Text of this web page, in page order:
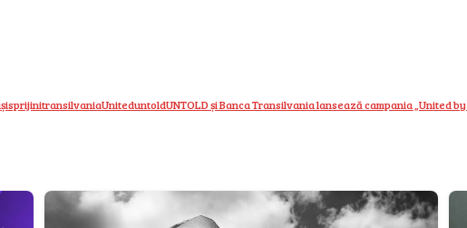
șisprijinitransilvaniaUniteduntoldUNTOLD și Banca Transilvania lansează campania „United